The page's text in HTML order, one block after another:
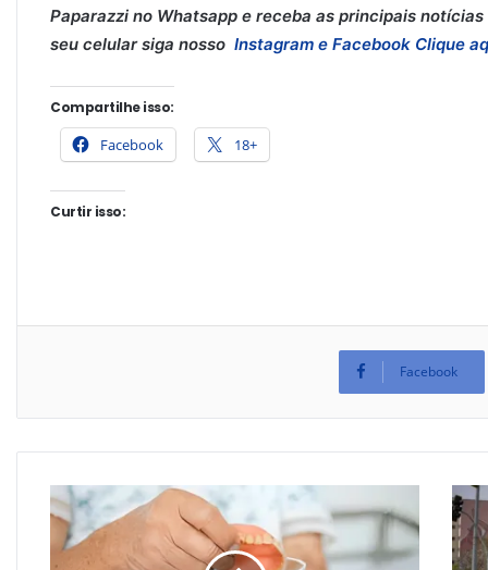
Paparazzi no Whatsapp e receba as principais
seu celular siga nosso Instagram e Facebook Clique
Compartilhe isso:
Facebook 18+
Curtir isso:
Facebook